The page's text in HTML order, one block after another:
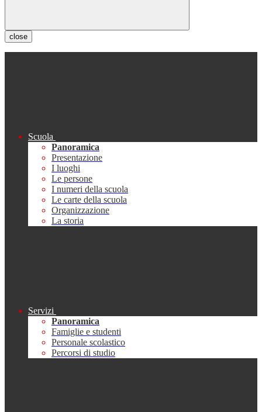
close
Scuola
Panoramica
Presentazione
I luoghi
Le persone
I numeri della scuola
Le carte della scuola
Organizzazione
La storia
Servizi
Panoramica
Famiglie e studenti
Personale scolastico
Percorsi di studio